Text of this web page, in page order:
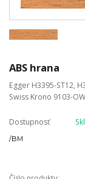
ABS hrana
Egger H3395-ST12,
Swiss Krono 9103-
Dostupnosť
/BM